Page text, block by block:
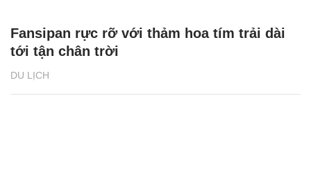
DU LỊCH
Fansipan rực rỡ với thảm hoa tím trải dài
tới tận chân trời